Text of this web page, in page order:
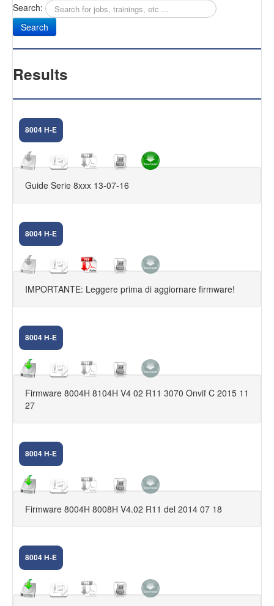
Sany
CAM NOVA
FIRMWARE DVR
CAR DVR
ACCESSORI FILARI
CENTRALI 433
CENTRALI 868
SPY
CAM IP
Search:
Results
8004 H-E
Guide Serie 8xxx 13-07-16
8004 H-E
IMPORTANTE: Leggere prima di aggiornare firmware!
8004 H-E
Firmware 8004H 8104H V4 02 R11 3070 Onvif C 2015 11
27
8004 H-E
Firmware 8004H 8008H V4.02 R11 del 2014 07 18
8004 H-E